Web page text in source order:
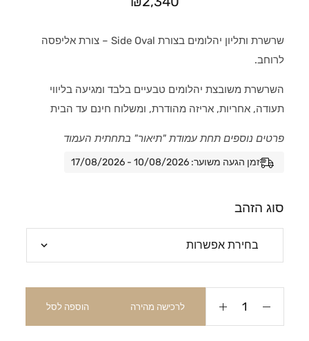
שרשרת ותליון יהלומים בצורת Side Oval – צורת אליפסה
לרוחב.
השרשרת משובצת יהלומים טבעיים בלבד ומגיעה בליווי
תעודה, אחריות, אריזה מהודרת, ומשלוח חינם עד הבית
פרטים נוספים תחת עמודת "תיאור" בתחתית העמוד
זמן הגעה משוער: 10/08/2026 - 17/08/2026
סוג הזהב
לרכישה מהירה הוספה לסל